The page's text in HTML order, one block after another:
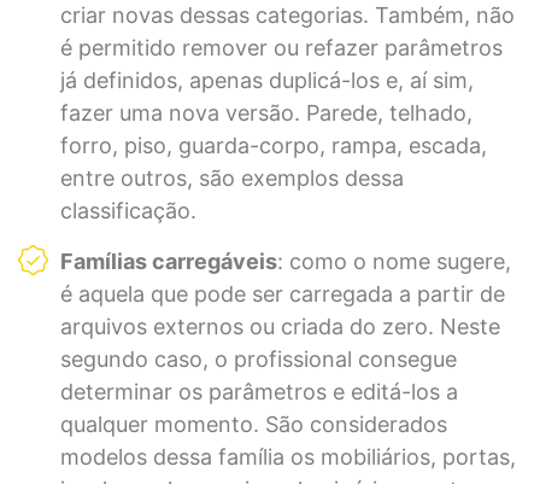
criar novas dessas categorias. Também, não
é permitido remover ou refazer parâmetros
já definidos, apenas duplicá-los e, aí sim,
fazer uma nova versão. Parede, telhado,
forro, piso, guarda-corpo, rampa, escada,
entre outros, são exemplos dessa
classificação.
Famílias carregáveis: como o nome sugere,
é aquela que pode ser carregada a partir de
arquivos externos ou criada do zero. Neste
segundo caso, o profissional consegue
determinar os parâmetros e editá-los a
qualquer momento. São considerados
modelos dessa família os mobiliários, portas,